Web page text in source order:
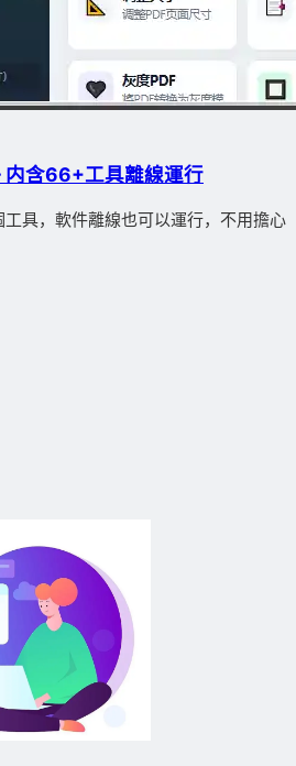
内含66+工具離線運行
具，軟件離線也可以運行，不用擔心